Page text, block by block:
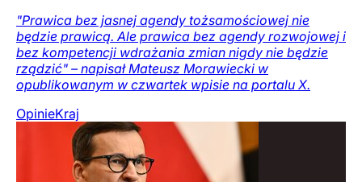
"Prawica bez jasnej agendy tożsamościowej nie
będzie prawicą. Ale prawica bez agendy rozwojowej i
bez kompetencji wdrażania zmian nigdy nie będzie
rządzić" – napisał Mateusz Morawiecki w
opublikowanym w czwartek wpisie na portalu X.
OpinieKraj